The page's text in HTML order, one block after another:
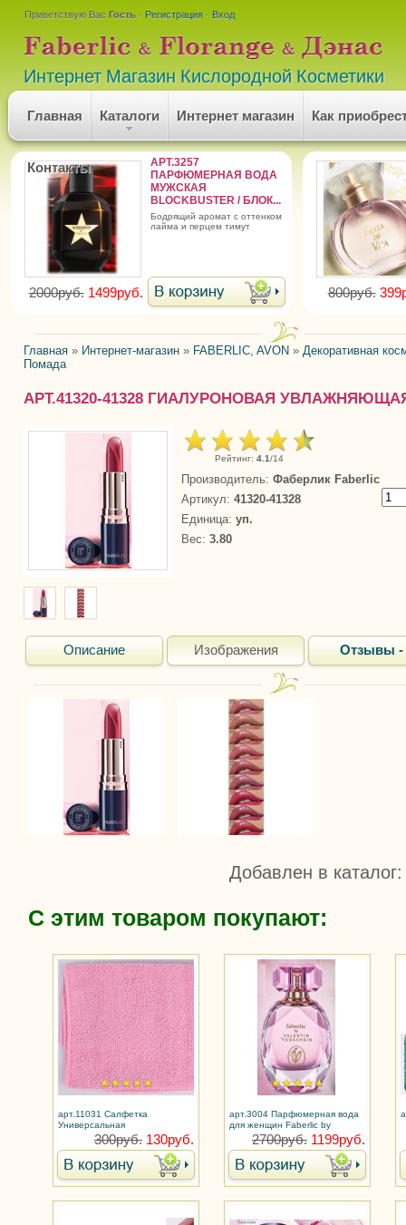
Приветствую Вас Гость · Регистрация · Вход
Интернет Магазин Кислородной Косметики
Главная Каталоги Интернет магазин Как
Контакты
АРТ.3257
ПАРФЮМЕРНАЯ ВОДА
МУЖСКАЯ
BLOCKBUSTER / БЛОК...
бодрящий аромат с оттенком
лайма и перцем тимут
2000руб. 1499руб. 800руб.
Главная » Интернет-магазин » FABERLIC, AVON » Декоративная
Помада
АРТ.41320-41328 ГИАЛУРОНОВАЯ
Рейтинг: 4.1/14
Производитель: Фаберлик Faberlic
Артикул: 41320-41328
Единица: уп.
Вес: 3.80
Описание Изображения Отзывы -
Добавлен в каталог
С этим товаром покупают:
арт.11031 Салфетка
Универсальная
300руб. 130руб.
арт.3004 Парфюмерная вода
для женщин Faberlic by
Valentin Yudashkin Rose / От
Валентина Юдашкина
2700руб. 1199руб.